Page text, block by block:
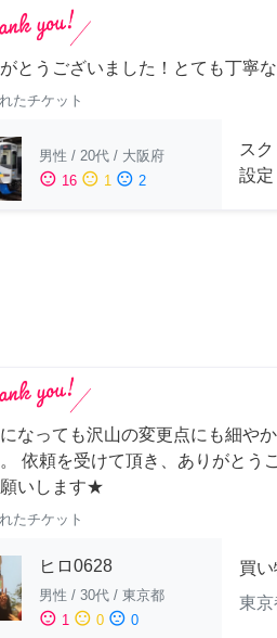
とうございました！とても丁寧な
たチケット
男性 / 20代 / 大阪府
sentiment_satisfied 16 sentiment_neutral 1 sentiment_dissatisfied 2
ス
設定
なっても沢山の変更点にも細や
依頼を受けて頂き、ありがとう
願いします★
たチケット
ヒロ0628
男性 / 30代 / 東京都
sentiment_satisfied 1 sentiment_neutral 0 sentiment_dissatisfied 0
買い
東京